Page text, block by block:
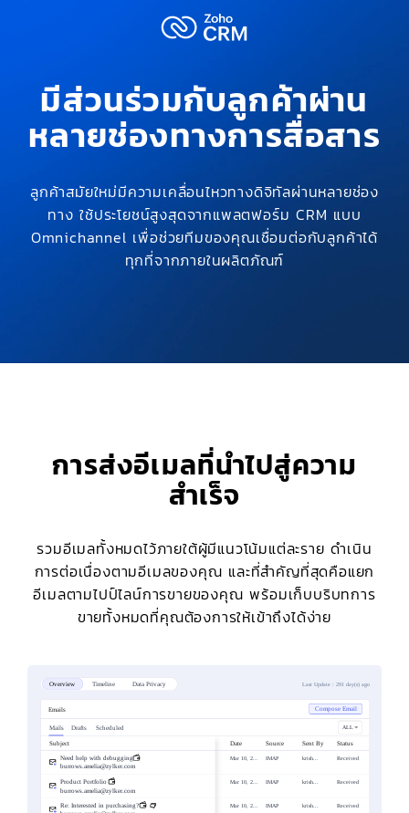
มีส่วนร่วมกับลูกค้าผ่าน
หลายช่องทางการสื่อสาร
ลูกค้าสมัยใหม่มีความเคลื่อนไหวทางดิจิทัลผ่านหลายช่อง
ทาง ใช้ประโยชน์สูงสุดจากแพลตฟอร์ม CRM แบบ
Omnichannel เพื่อช่วยทีมของคุณเชื่อมต่อกับลูกค้าได้
ทุกที่จากภายในผลิตภัณฑ์
การส่งอีเมลที่นำไปสู่ความ
สำเร็จ
รวมอีเมลทั้งหมดไว้ภายใต้ผู้มีแนวโน้มแต่ละราย ดำเนิน
การต่อเนื่องตามอีเมลของคุณ และที่สำคัญที่สุดคือแยก
อีเมลตามไปป์ไลน์การขายของคุณ พร้อมเก็บบริบทการ
ขายทั้งหมดที่คุณต้องการให้เข้าถึงได้ง่าย